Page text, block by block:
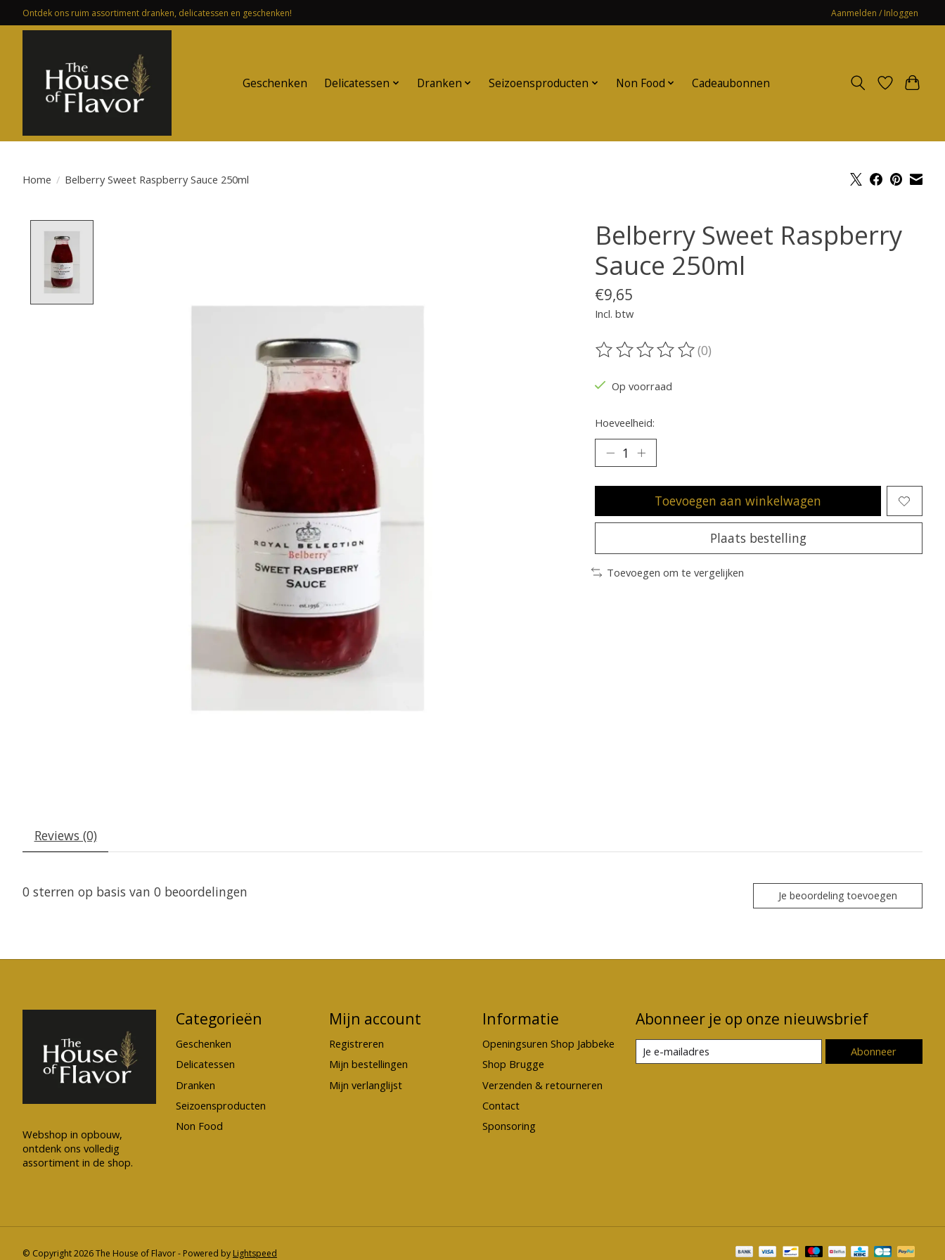
Ontdek ons ruim assortiment dranken, delicatessen en geschenken! Aanmelden / Inloggen
Geschenken Delicatessen Dranken Seizoensproducten Non Food Cadeaubonnen
Home / Belberry Sweet Raspberry Sauce 250ml
Belberry Sweet Raspberry
Sauce 250ml
€9,65
Incl. btw
De beoordeling van dit product is
(0)
Op voorraad
Hoeveelheid:
Toevoegen aan winkelwagen
Plaats bestelling
Toevoegen om te vergelijken
Reviews (0)
0 sterren op basis van 0 beoordelingen Je beoordeling toevoegen
Webshop in opbouw,
ontdenk ons volledig
assortiment in de shop.
Categorieën
Geschenken
Delicatessen
Dranken
Seizoensproducten
Non Food
Mijn account
Registreren
Mijn bestellingen
Mijn verlanglijst
Informatie
Openingsuren Shop Jabbeke
Shop Brugge
Verzenden & retourneren
Contact
Sponsoring
Abonneer je op onze nieuwsbrief
Abonneer
© Copyright 2026 The House of Flavor - Powered by Lightspeed